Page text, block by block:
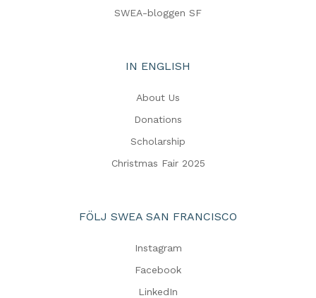
SWEA-bloggen SF
IN ENGLISH
About Us
Donations
Scholarship
Christmas Fair 2025
FÖLJ SWEA SAN FRANCISCO
Instagram
Facebook
LinkedIn